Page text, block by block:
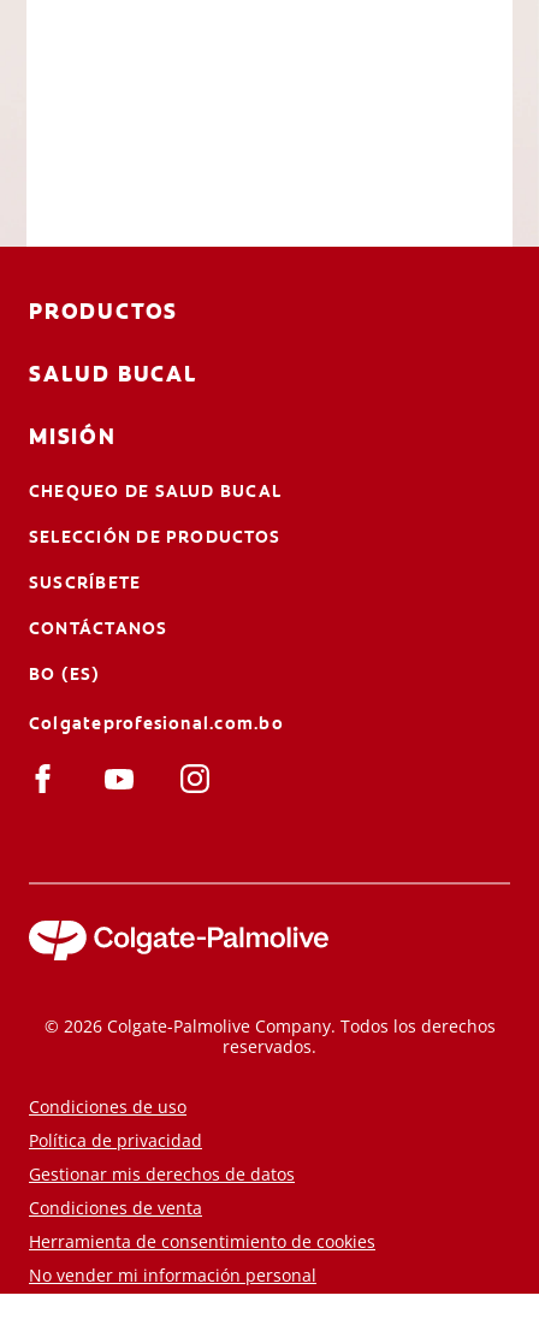
PRODUCTOS
SALUD BUCAL
MISIÓN
CHEQUEO DE SALUD BUCAL
SELECCIÓN DE PRODUCTOS
SUSCRÍBETE
CONTÁCTANOS
BO (ES)
Colgateprofesional.com.bo
© 2026 Colgate-Palmolive Company. Todos los derechos
reservados.
Condiciones de uso
Política de privacidad
Gestionar mis derechos de datos
Condiciones de venta
Herramienta de consentimiento de cookies
No vender mi información personal